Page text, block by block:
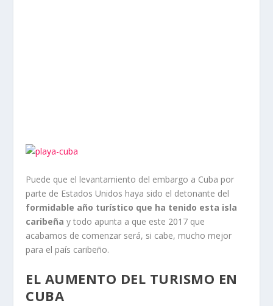
Puede que el levantamiento del embargo a Cuba por
parte de Estados Unidos haya sido el detonante del
formidable año turístico que ha tenido esta isla
caribeña y todo apunta a que este 2017 que
acabamos de comenzar será, si cabe, mucho mejor
para el país caribeño.
EL AUMENTO DEL TURISMO EN
CUBA